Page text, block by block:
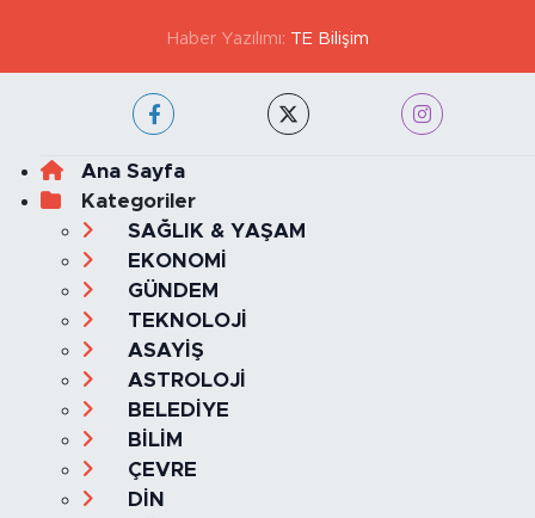
Haber Yazılımı: TE Bilişim
Ana Sayfa
Kategoriler
SAĞLIK & YAŞAM
EKONOMİ
GÜNDEM
TEKNOLOJİ
ASAYİŞ
ASTROLOJİ
BELEDİYE
BİLİM
ÇEVRE
DİN